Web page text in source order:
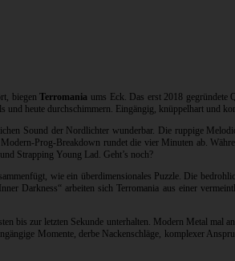
biegenTerromania ums Eck. Das erst 2018
heute durchschimmern. Eingängig, knüppelhart und
Sound der Nordlichter wunderbar. Die ruppige
Prog-Breakdown rundet die vier Minuten ab.
Strapping Young Lad. Geht’s noch?
wie ein überdimensionales Puzzle. Die
Darkness“ arbeiten sich Terromania aus einer
bis zur letzten Sekunde unterhalten. Modern Metal
Momente, derbe Nackenschläge, komplexer